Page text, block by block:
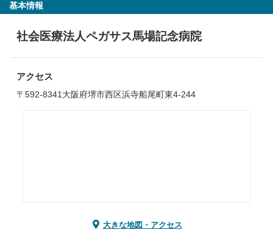
基本情報
社会医療法人ペガサス馬場記念病院
アクセス
〒592-8341大阪府堺市西区浜寺船尾町東4-244
大きな地図・アクセス